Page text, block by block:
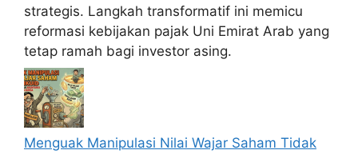
strategis. Langkah transformatif ini memicu
reformasi kebijakan pajak Uni Emirat Arab yang
tetap ramah bagi investor asing.
Menguak Manipulasi Nilai Wajar Saham Tidak